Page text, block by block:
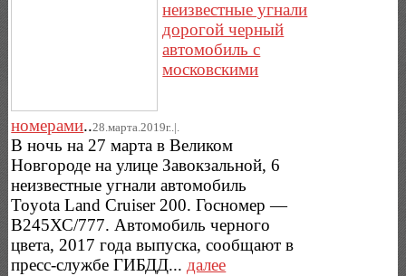
неизвестные угнали
дорогой черный
автомобиль с
московскими
номерами..28.марта.2019г..|.
В ночь на 27 марта в Великом
Новгороде на улице Завокзальной, 6
неизвестные угнали автомобиль
Toyota Land Cruiser 200. Госномер —
В245ХС/777. Автомобиль черного
цвета, 2017 года выпуска, сообщают в
пресс-службе ГИБДД...далее